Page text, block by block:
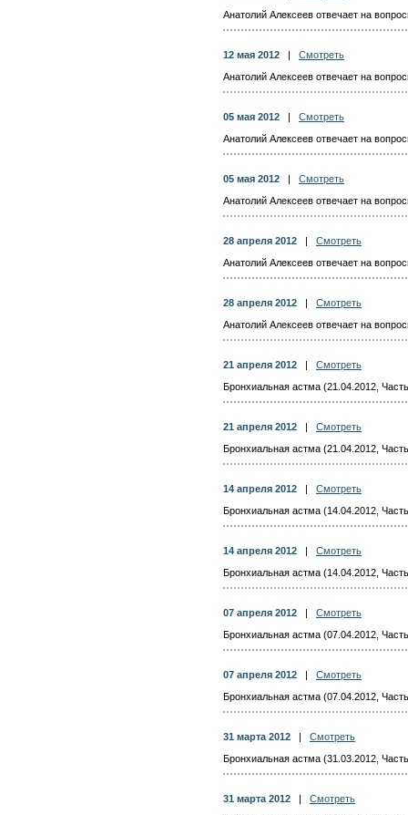
Анатолий Алексеев отвечает на
12 мая 2012
Смотреть
Анатолий Алексеев отвечает на
05 мая 2012
Смотреть
Анатолий Алексеев отвечает на
05 мая 2012
Смотреть
Анатолий Алексеев отвечает на
28 апреля 2012
Смотреть
Анатолий Алексеев отвечает на
28 апреля 2012
Смотреть
Анатолий Алексеев отвечает на
21 апреля 2012
Смотреть
Бронхиальная астма (21.04.2012,
21 апреля 2012
Смотреть
Бронхиальная астма (21.04.2012,
14 апреля 2012
Смотреть
Бронхиальная астма (14.04.2012,
14 апреля 2012
Смотреть
Бронхиальная астма (14.04.2012,
07 апреля 2012
Смотреть
Бронхиальная астма (07.04.2012,
07 апреля 2012
Смотреть
Бронхиальная астма (07.04.2012,
31 марта 2012
Смотреть
Бронхиальная астма (31.03.2012,
31 марта 2012
Смотреть